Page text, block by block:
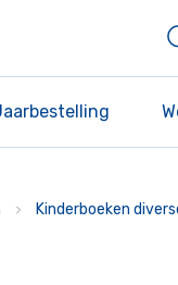
Kinderboeken